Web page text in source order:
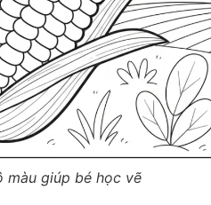
màu giúp bé học vẽ